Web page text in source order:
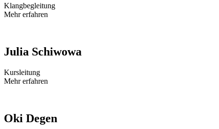
Klangbegleitung
Mehr erfahren
Julia Schiwowa
Kursleitung
Mehr erfahren
Oki Degen